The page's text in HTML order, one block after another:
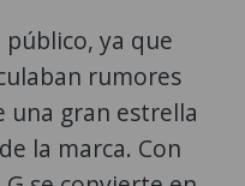
ya que
rumores
una gran estrella
la marca. Con